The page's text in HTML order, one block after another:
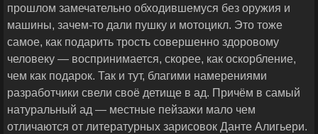
прошлом замечательно обходившемуся без оружия и
машины, зачем-то дали пушку и мотоцикл. Это тоже
самое, как подарить трость совершенно здоровому
человеку — воспринимается, скорее, как оскорбление,
чем как подарок. Так и тут, благими намерениями
разработчики свели своё детище в ад. Причём в самый
натуральный ад — местные пейзажи мало чем
отличаются от литературных зарисовок Данте Алигьери.